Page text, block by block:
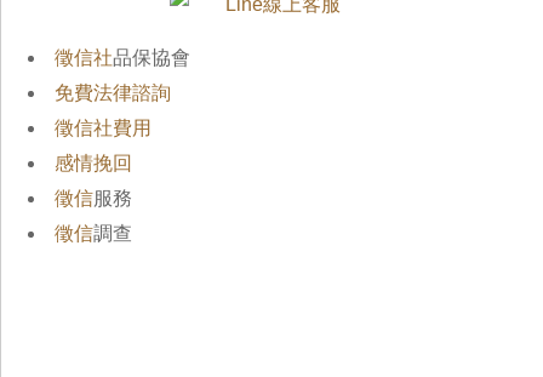
徵信社品保協會
免費法律諮詢
徵信社費用
感情挽回
徵信服務
徵信調查